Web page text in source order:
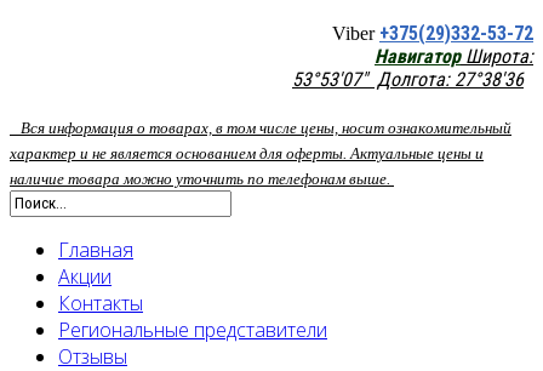
Viber +375(29)332-53-72
НавигаторШирота:
53°53'07" Долгота: 27°38'36
Вся информация о товарах, в том числе цены, носит ознакомительный
характер и не является основанием для оферты. Актуальные цены и
наличие товара можно уточнить по телефонам выше.
Главная
Акции
Контакты
Региональные представители
Отзывы